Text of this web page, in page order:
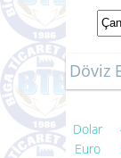
Döviz
Dolar
Euro